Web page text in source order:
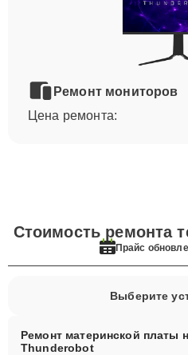
Ремонт мониторов
Цена ремонта:
Стоимость ремонта
Прайс
Выберите
Ремонт материнской платы
Thunderobot